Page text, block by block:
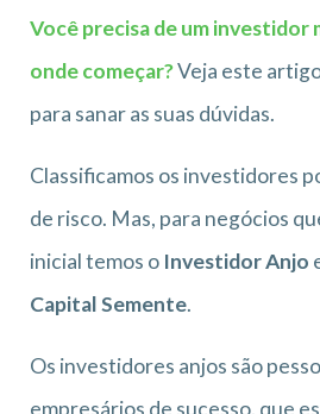
Você precisa de um investidor
onde começar?Veja este
para sanar as suas dúvidas.
Classificamos os investidores
de risco. Mas, para negócios
inicial temos o Investidor Anjo
Capital Semente.
Os investidores anjos são
empresários de sucesso, que